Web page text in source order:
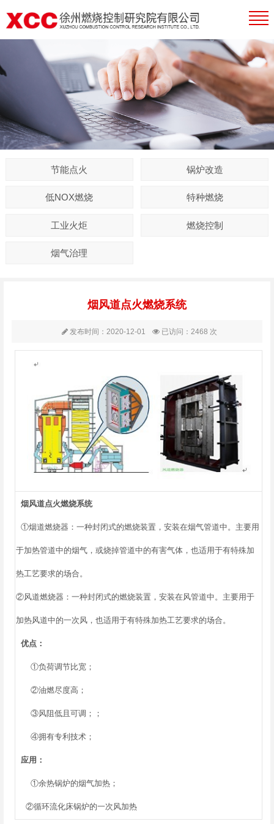
节能点火 锅炉改造
低NOX燃烧 特种燃烧
工业火炬 燃烧控制
烟气治理
烟风道点火燃烧系统
发布时间：2020-12-01 已访问：2468 次
烟风道点火燃烧系统
①烟道燃烧器：一种封闭式的燃烧装置，安装在烟气管道中。主要用
于加热管道中的烟气，或烧掉管道中的有害气体，也适用于有特殊加
热工艺要求的场合。
②风道燃烧器：一种封闭式的燃烧装置，安装在风管道中。主要用于
加热风道中的一次风，也适用于有特殊加热工艺要求的场合。
优点：
①负荷调节比宽；
②油燃尽度高；
③风阻低且可调；；
④拥有专利技术；
应用：
①余热锅炉的烟气加热；
②循环流化床锅炉的一次风加热